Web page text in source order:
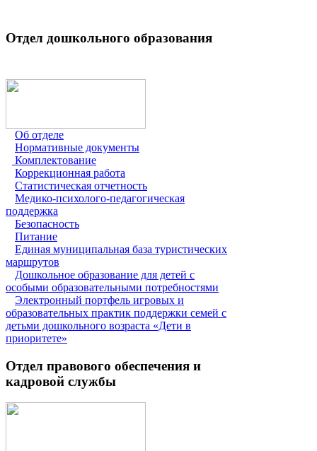
Отдел дошкольного образования
Об отделе
Нормативные документы
Комплектование
Коррекционная работа
Статистическая отчетность
Медико-психолого-педагогическая
поддержка
Безопасность
Питание
Единая муниципальная база туристических
маршрутов
Дошкольное образование для детей с
особыми образовательными потребностями
Электронный портфель игровых и
образовательных практик поддержки семей с
детьми дошкольного возраста «Дети в
приоритете»
Отдел правового обеспечения и
кадровой службы